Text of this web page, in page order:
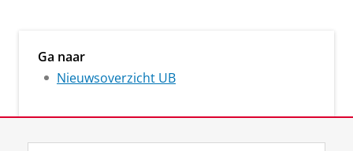
Ga naar
Nieuwsoverzicht UB